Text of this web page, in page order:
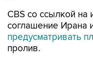
CBS со ссылкой на
соглашение Ирана
предусматривать
пролив.